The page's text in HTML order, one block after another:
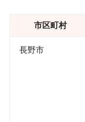
市区町村
長野市